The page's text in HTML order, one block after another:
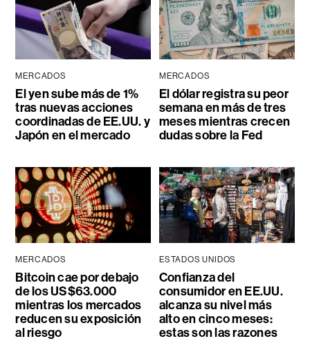
MERCADOS
El yen sube más de 1%
tras nuevas acciones
coordinadas de EE.UU. y
Japón en el mercado
MERCADOS
El dólar registra su peor
semana en más de tres
meses mientras crecen
dudas sobre la Fed
MERCADOS
Bitcoin cae por debajo
de los US$63.000
mientras los mercados
reducen su exposición
al riesgo
ESTADOS UNIDOS
Confianza del
consumidor en EE.UU.
alcanza su nivel más
alto en cinco meses:
estas son las razones